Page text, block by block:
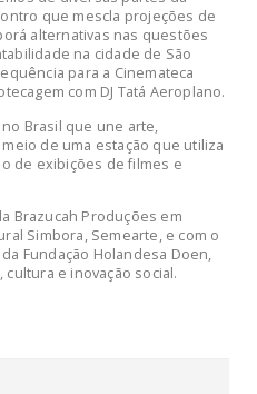
que mescla projeções de
alternativas nas questões
na cidade de São
para a Cinemateca
com DJ Tatá Aeroplano.
Brasil que une arte,
de uma estação que utiliza
de exibições de filmes e
Brazucah Produções em
Simbora, Semearte, e com o
Fundação Holandesa Doen,
e inovação social.